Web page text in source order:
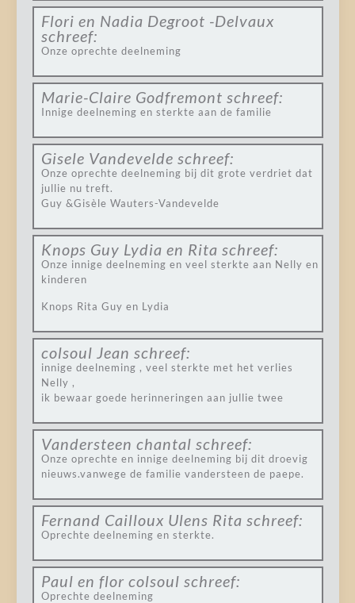
Flori en Nadia Degroot -Delvaux
schreef:
Onze oprechte deelneming
Marie-Claire Godfremont schreef:
Innige deelneming en sterkte aan de familie
Gisele Vandevelde schreef:
Onze oprechte deelneming bij dit grote verdriet dat
jullie nu treft.
Guy &Gisèle Wauters-Vandevelde
Knops Guy Lydia en Rita schreef:
Onze innige deelneming en veel sterkte aan Nelly en
kinderen
Knops Rita Guy en Lydia
colsoul Jean schreef:
innige deelneming , veel sterkte met het verlies
Nelly ,
ik bewaar goede herinneringen aan jullie twee
Vandersteen chantal schreef:
Onze oprechte en innige deelneming bij dit droevig
nieuws.vanwege de familie vandersteen de paepe.
Fernand Cailloux Ulens Rita schreef:
Oprechte deelneming en sterkte.
Paul en flor colsoul schreef:
Oprechte deelneming